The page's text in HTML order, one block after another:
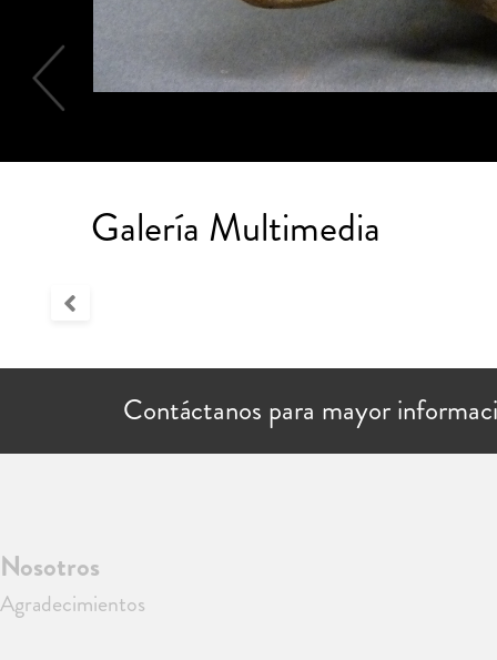
Galería Multimedia
Contáctanos para mayor
Nosotros
Agradecimientos